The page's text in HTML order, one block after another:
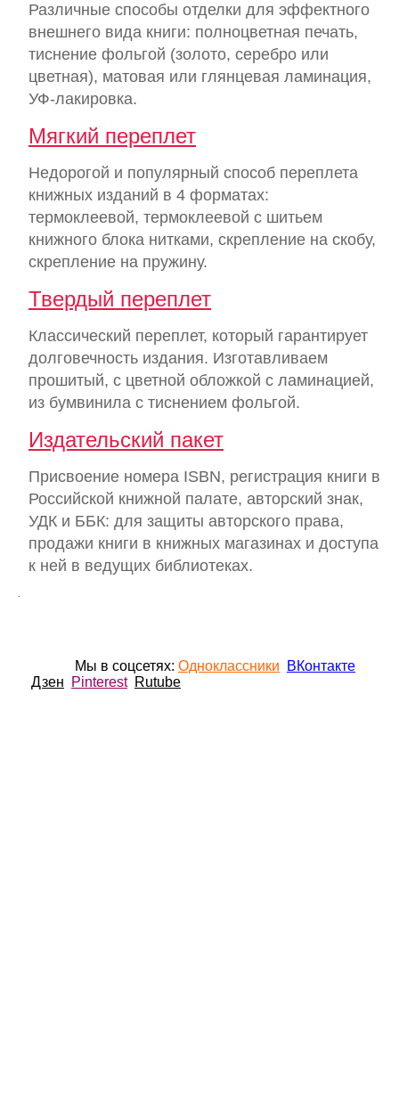
Различные способы отделки для эффектного
внешнего вида книги: полноцветная печать,
тиснение фольгой (золото, серебро или
цветная), матовая или глянцевая ламинация,
УФ-лакировка.
Мягкий переплет
Недорогой и популярный способ переплета
книжных изданий в 4 форматах:
термоклеевой, термоклеевой с шитьем
книжного блока нитками, скрепление на скобу,
скрепление на пружину.
Твердый переплет
Классический переплет, который гарантирует
долговечность издания. Изготавливаем
прошитый, с цветной обложкой с ламинацией,
из бумвинила с тиснением фольгой.
Издательский пакет
Присвоение номера ISBN, регистрация книги в
Российской книжной палате, авторский знак,
УДК и ББК: для защиты авторского права,
продажи книги в книжных магазинах и доступа
к ней в ведущих библиотеках.
.
Мы в соцсетях: Одноклассники
ВКонтакте
Дзен
Pinterest Rutube